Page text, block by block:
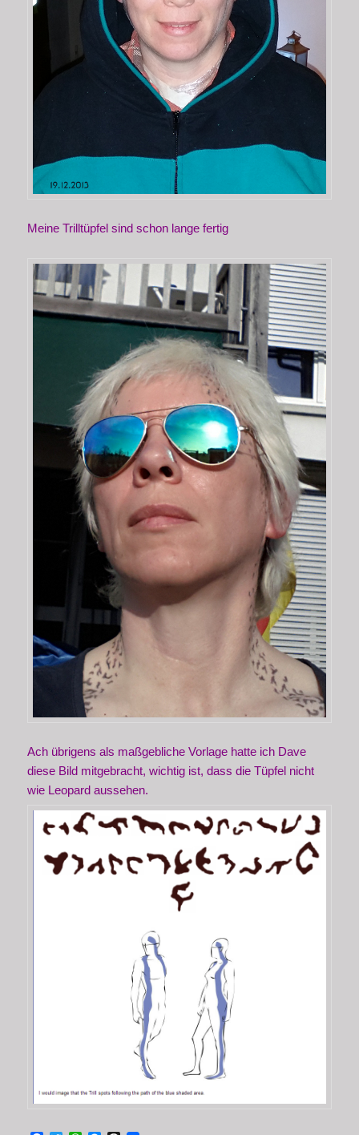
Meine Trilltüpfel sind schon lange fertig
Ach übrigens als maßgebliche Vorlage hatte ich Dave
diese Bild mitgebracht, wichtig ist, dass die Tüpfel nicht
wie Leopard aussehen.